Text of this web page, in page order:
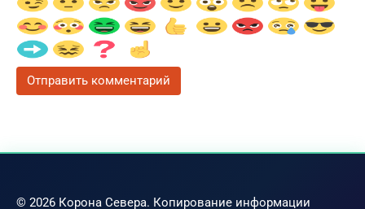
© 2026 Корона Севера. Копирование информации